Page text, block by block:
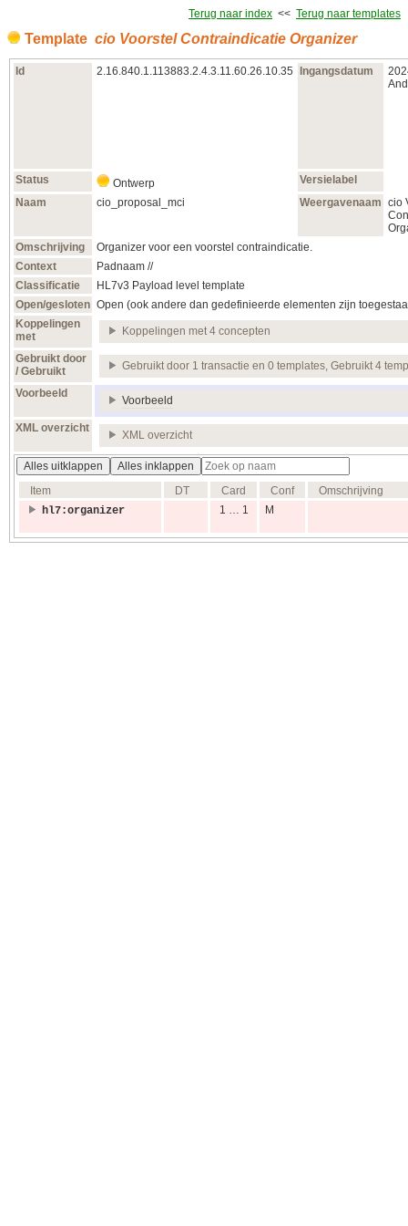
Terug naar index << Terug naar templates
Template cio Voorstel Contraindicatie Organizer
Id 2.16.840.1.113883.2.4.3.11.60.26.10.35 Ingangsdatum
Status Ontwerp
Versielabel
Naam
cio_proposal_mci Weergavenaam cio
Omschrijving
Organizer voor een voorstel contraindicatie.
Context
Padnaam //
Classificatie
HL7v3 Payload level template
Open/gesloten Open (ook andere dan gedefinieerde elementen zijn
Koppelingen
met
Koppelingen met 4 concepten
Gebruikt door
/ Gebruikt
Gebruikt door 1 transactie en 0 templates, Gebruikt 4
Voorbeeld
Voorbeeld
XML overzicht
XML overzicht
Alles uitklappen
Alles inklappen
Item
DT Card Conf
Omschrijving
hl7:organizer
1 … 1 M